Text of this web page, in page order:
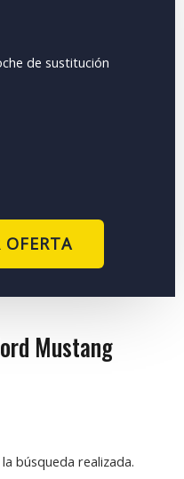
de sustitución
OFERTA
Mustang
búsqueda realizada.